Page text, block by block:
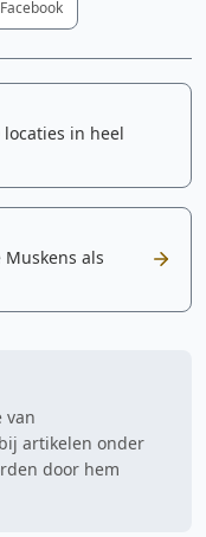
Facebook
in heel
als
van
artikelen onder
door hem